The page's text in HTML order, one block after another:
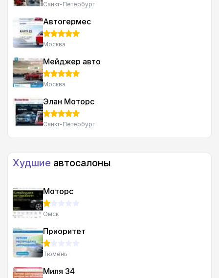
Санкт-Петербург
Автогермес
Москва
Мейджер авто
Москва
Элан Моторс
Санкт-Петербург
Худшие автосалоны
Моторс
Омск
Приоритет
Тюмень
Миля 34